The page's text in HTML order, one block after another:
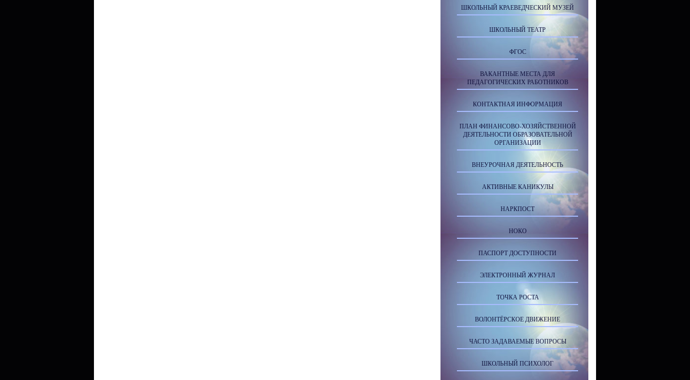
ШКОЛЬНЫЙ КРАЕВЕДЧЕСКИЙ МУЗЕЙ
ШКОЛЬНЫЙ ТЕАТР
ФГОС
ВАКАНТНЫЕ МЕСТА ДЛЯ
ПЕДАГОГИЧЕСКИХ РАБОТНИКОВ
КОНТАКТНАЯ ИНФОРМАЦИЯ
ПЛАН ФИНАНСОВО-ХОЗЯЙСТВЕННОЙ
ДЕЯТЕЛЬНОСТИ ОБРАЗОВАТЕЛЬНОЙ
ОРГАНИЗАЦИИ
ВНЕУРОЧНАЯ ДЕЯТЕЛЬНОСТЬ
АКТИВНЫЕ КАНИКУЛЫ
НАРКПОСТ
НОКО
ПАСПОРТ ДОСТУПНОСТИ
ЭЛЕКТРОННЫЙ ЖУРНАЛ
ТОЧКА РОСТА
ВОЛОНТЁРСКОЕ ДВИЖЕНИЕ
ЧАСТО ЗАДАВАЕМЫЕ ВОПРОСЫ
ШКОЛЬНЫЙ ПСИХОЛОГ